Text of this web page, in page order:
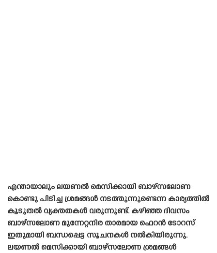
എന്തായാലും ലയണൽ മെസിക്കായി ബാഴ്‌സലോണ
കൊണ്ടു പിടിച്ച ശ്രമങ്ങൾ നടത്തുന്നുണ്ടെന്ന കാര്യത്തിൽ
കൂടുതൽ വ്യക്തതകൾ വരുന്നുണ്ട്. കഴിഞ്ഞ ദിവസം
ബാഴ്‌സലോണ മുന്നേറ്റനിര താരമായ ഫെറൻ ടോറസ്
ഇതുമായി ബന്ധപ്പെട്ട സൂചനകൾ നൽകിയിരുന്നു.
ലയണൽ മെസിക്കായി ബാഴ്‌സലോണ ശ്രമങ്ങൾ